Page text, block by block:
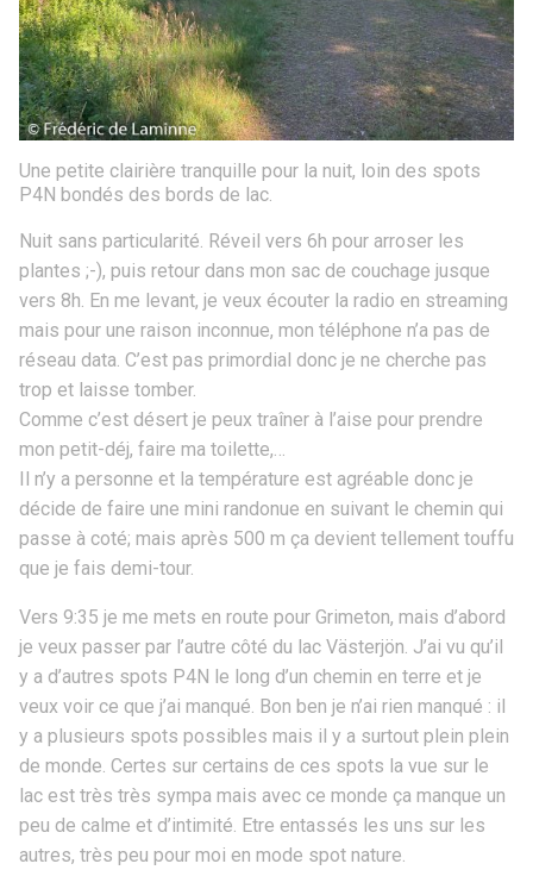
Une petite clairière tranquille pour la nuit, loin des spots
P4N bondés des bords de lac.
Nuit sans particularité. Réveil vers 6h pour arroser les
plantes ;-), puis retour dans mon sac de couchage jusque
vers 8h. En me levant, je veux écouter la radio en streaming
mais pour une raison inconnue, mon téléphone n’a pas de
réseau data. C’est pas primordial donc je ne cherche pas
trop et laisse tomber.
Comme c’est désert je peux traîner à l’aise pour prendre
mon petit-déj, faire ma toilette,…
Il n’y a personne et la température est agréable donc je
décide de faire une mini randonue en suivant le chemin qui
passe à coté; mais après 500 m ça devient tellement touffu
que je fais demi-tour.
Vers 9:35 je me mets en route pour Grimeton, mais d’abord
je veux passer par l’autre côté du lac Västerjön. J’ai vu qu’il
y a d’autres spots P4N le long d’un chemin en terre et je
veux voir ce que j’ai manqué. Bon ben je n’ai rien manqué : il
y a plusieurs spots possibles mais il y a surtout plein plein
de monde. Certes sur certains de ces spots la vue sur le
lac est très très sympa mais avec ce monde ça manque un
peu de calme et d’intimité. Etre entassés les uns sur les
autres, très peu pour moi en mode spot nature.